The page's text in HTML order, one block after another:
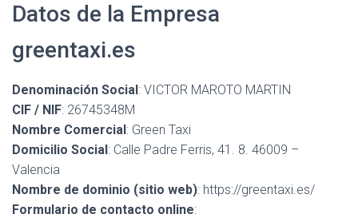
Datos de la Empresa
greentaxi.es
Denominación Social: VICTOR MAROTO MARTIN
CIF / NIF: 26745348M
Nombre Comercial: Green Taxi
Domicilio Social: Calle Padre Ferris, 41. 8. 46009 –
Valencia
Nombre de dominio (sitio web): https://greentaxi.es/
Formulario de contacto online: